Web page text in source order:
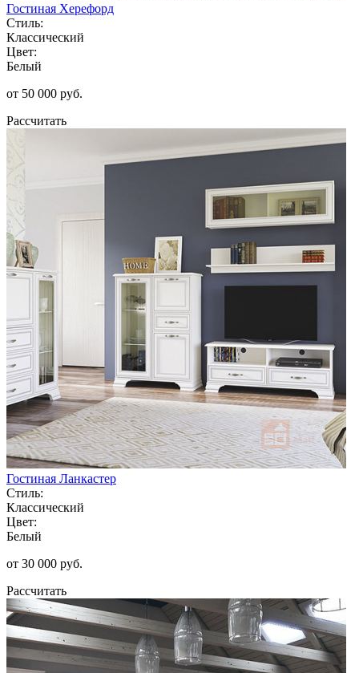
Гостиная Херефорд
Стиль:
Классический
Цвет:
Белый
от 50 000 руб.
Рассчитать
Гостиная Ланкастер
Стиль:
Классический
Цвет:
Белый
от 30 000 руб.
Рассчитать